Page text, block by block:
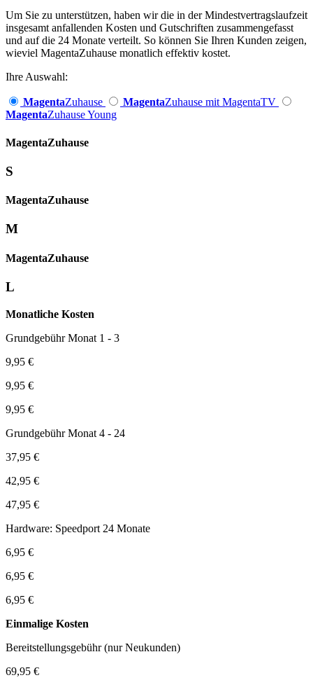
Um Sie zu unterstützen, haben wir die in der Mindestvertragslaufzeit
insgesamt anfallenden Kosten und Gutschriften zusammengefasst
und auf die 24 Monate verteilt. So können Sie Ihren Kunden zeigen,
wieviel MagentaZuhause monatlich effektiv kostet.
Ihre Auswahl:
MagentaZuhause MagentaZuhause mit MagentaTV
MagentaZuhause Young
Magenta­Zuhause
S
Magenta­Zuhause
M
Magenta­Zuhause
L
Monatliche Kosten
Grundgebühr Monat 1 - 3
9,95 €
9,95 €
9,95 €
Grundgebühr Monat 4 - 24
37,95 €
42,95 €
47,95 €
Hardware: Speedport 24 Monate
6,95 €
6,95 €
6,95 €
Einmalige Kosten
Bereitstellungsgebühr (nur Neukunden)
69,95 €